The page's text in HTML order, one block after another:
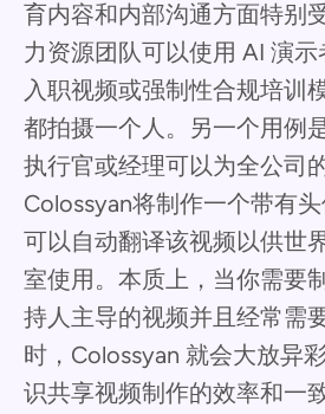
育内容和内部沟通方面特别
力资源团队可以使用 AI 演
入职视频或强制性合规培训
都拍摄一个人。另一个用例
执行官或经理可以为全公司
Colossyan将制作一个带有
可以自动翻译该视频以供世
室使用。本质上，当你需要
持人主导的视频并且经常需
时，Colossyan 就会大放异
识共享视频制作的效率和一